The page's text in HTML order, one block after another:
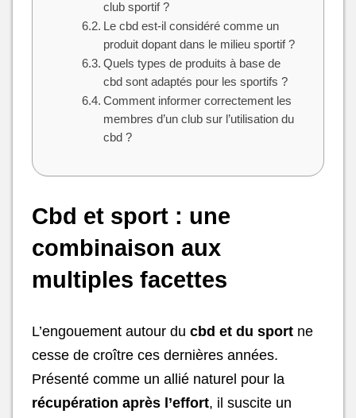
club sportif ?
Le cbd est-il considéré comme un
produit dopant dans le milieu sportif ?
Quels types de produits à base de
cbd sont adaptés pour les sportifs ?
Comment informer correctement les
membres d’un club sur l’utilisation du
cbd ?
Cbd et sport : une
combinaison aux
multiples facettes
L’engouement autour du cbd et du sport ne
cesse de croître ces dernières années.
Présenté comme un allié naturel pour la
récupération après l’effort, il suscite un